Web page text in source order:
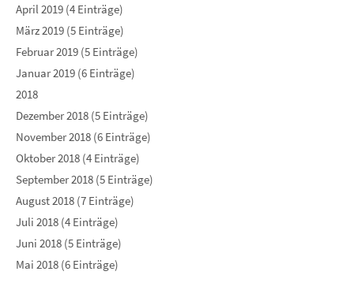
April 2019 (4 Einträge)
März 2019 (5 Einträge)
Februar 2019 (5 Einträge)
Januar 2019 (6 Einträge)
2018
Dezember 2018 (5 Einträge)
November 2018 (6 Einträge)
Oktober 2018 (4 Einträge)
September 2018 (5 Einträge)
August 2018 (7 Einträge)
Juli 2018 (4 Einträge)
Juni 2018 (5 Einträge)
Mai 2018 (6 Einträge)